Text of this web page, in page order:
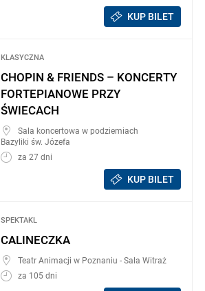
KUP BILET
KLASYCZNA
CHOPIN & FRIENDS – KONCERTY
FORTEPIANOWE PRZY
ŚWIECACH
Sala koncertowa w podziemiach
Bazyliki św. Józefa
za 27 dni
KUP BILET
SPEKTAKL
CALINECZKA
Teatr Animacji w Poznaniu - Sala Witraż
za 105 dni